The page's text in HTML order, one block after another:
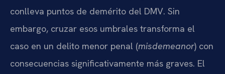
conlleva puntos de demérito del DMV. Sin
embargo, cruzar esos umbrales transforma el
caso en un delito menor penal (misdemeanor) con
consecuencias significativamente más graves. El